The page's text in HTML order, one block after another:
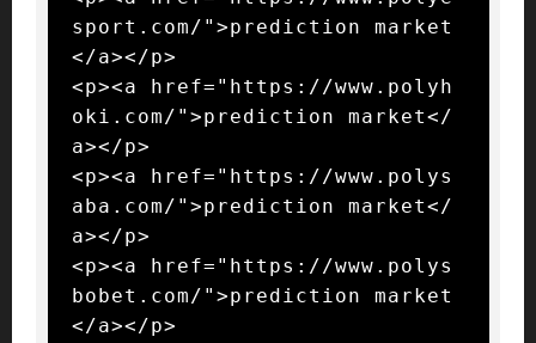
sport.com/">prediction market
</a></p>
<p><a href="https://www.polyh
oki.com/">prediction market</
a></p>
<p><a href="https://www.polys
aba.com/">prediction market</
a></p>
<p><a href="https://www.polys
bobet.com/">prediction market
</a></p>